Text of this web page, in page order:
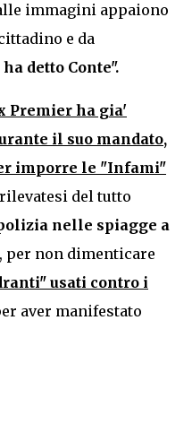
immagini appaiono
e da
ha detto Conte".
Premier ha gia'
il suo mandato,
imporre le "Infami"
del tutto
nelle spiagge a
, per non dimenticare
usati contro i
aver manifestato